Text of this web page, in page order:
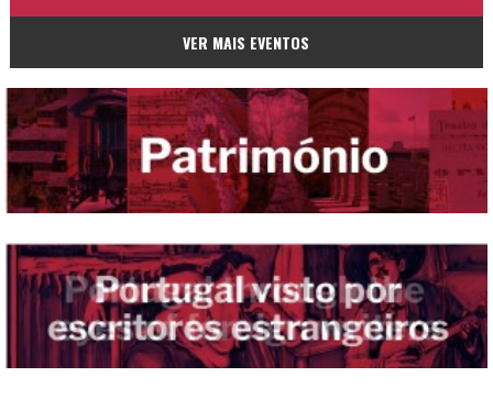
VER MAIS EVENTOS